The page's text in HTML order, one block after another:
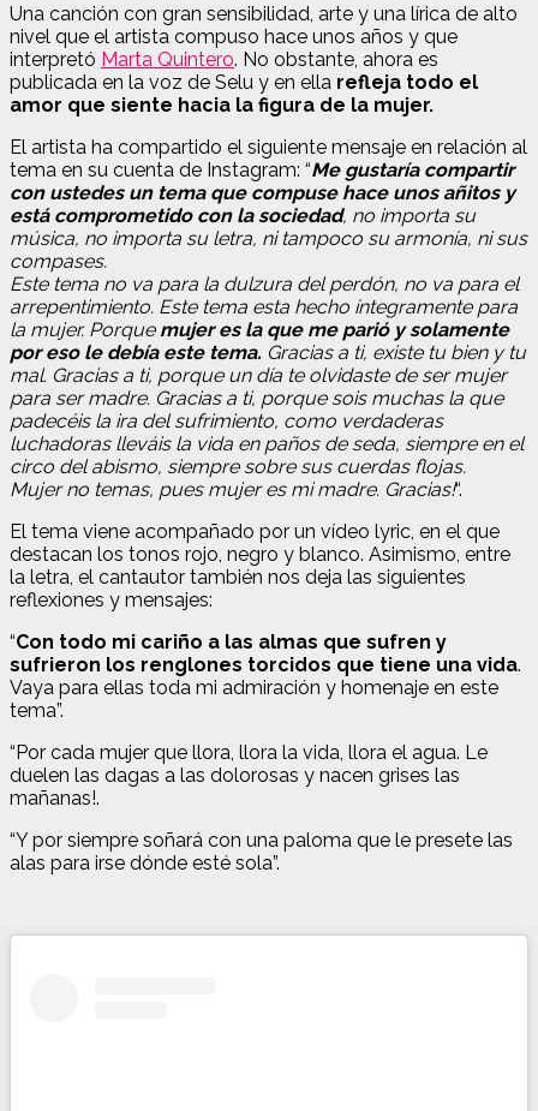
Una canción con gran sensibilidad, arte y una lírica de alto
nivel que el artista compuso hace unos años y que
interpretó Marta Quintero. No obstante, ahora es
publicada en la voz de Selu y en ella refleja todo el
amor que siente hacia la figura de la mujer.
El artista ha compartido el siguiente mensaje en relación al
tema en su cuenta de Instagram: “Me gustaría compartir
con ustedes un tema que compuse hace unos añitos y
está comprometido con la sociedad, no importa su
música, no importa su letra, ni tampoco su armonía, ni sus
compases.
Este tema no va para la dulzura del perdón, no va para el
arrepentimiento. Este tema esta hecho íntegramente para
la mujer. Porque mujer es la que me parió y solamente
por eso le debía este tema. Gracias a ti, existe tu bien y tu
mal. Gracias a ti, porque un día te olvidaste de ser mujer
para ser madre. Gracias a ti, porque sois muchas la que
padecéis la ira del sufrimiento, como verdaderas
luchadoras lleváis la vida en paños de seda, siempre en el
circo del abismo, siempre sobre sus cuerdas flojas.
Mujer no temas, pues mujer es mi madre. Gracias!“.
El tema viene acompañado por un vídeo lyric, en el que
destacan los tonos rojo, negro y blanco. Asimismo, entre
la letra, el cantautor también nos deja las siguientes
reflexiones y mensajes:
“Con todo mi cariño a las almas que sufren y
sufrieron los renglones torcidos que tiene una vida.
Vaya para ellas toda mi admiración y homenaje en este
tema”.
“Por cada mujer que llora, llora la vida, llora el agua. Le
duelen las dagas a las dolorosas y nacen grises las
mañanas!.
“Y por siempre soñará con una paloma que le presete las
alas para irse dónde esté sola”.